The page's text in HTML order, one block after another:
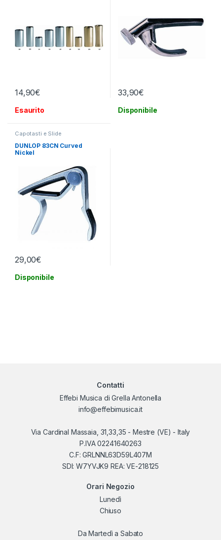
14,90€
Esaurito
33,90€
Disponibile
Capotasti e Slide
DUNLOP 83CN Curved
Nickel
29,00€
Disponibile
Contatti
Effebi Musica di Grella Antonella
info@effebimusica.it
Via Cardinal Massaia, 31,33,35 - Mestre (VE) - Italy
P.IVA 02241640263
C.F: GRLNNL63D59L407M
SDI: W7YVJK9 REA: VE-218125
Orari Negozio
Lunedì
Chiuso
Da Martedì a Sabato